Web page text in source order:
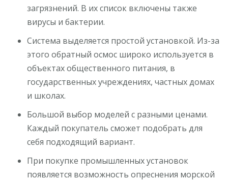
загрязнений. В их список включены также
вирусы и бактерии.
Система выделяется простой установкой. Из-за
этого обратный осмос широко используется в
объектах общественного питания, в
государственных учреждениях, частных домах
и школах.
Большой выбор моделей с разными ценами.
Каждый покупатель сможет подобрать для
себя подходящий вариант.
При покупке промышленных установок
появляется возможность опреснения морской